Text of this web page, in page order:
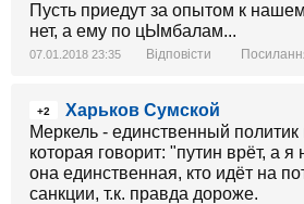
Пусть приедут за опытом к
нет, а ему по цЫмбалам...
07.01.2018 23:35 Відповісти
+2
Харьков Сумской
Меркель - единственный
которая говорит: "путин врёт, а
она единственная, кто идёт на
санкции, т.к. правда дороже.